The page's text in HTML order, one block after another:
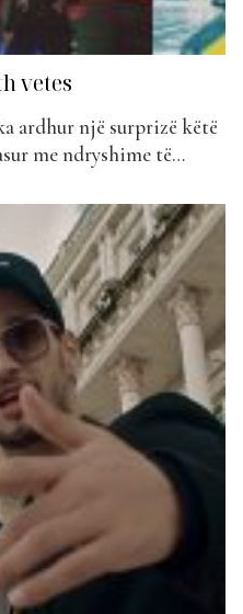
vetes
ardhur një surprizë këtë
me ndryshime të
pjesa tjetër e këngëve
nga një ose dy